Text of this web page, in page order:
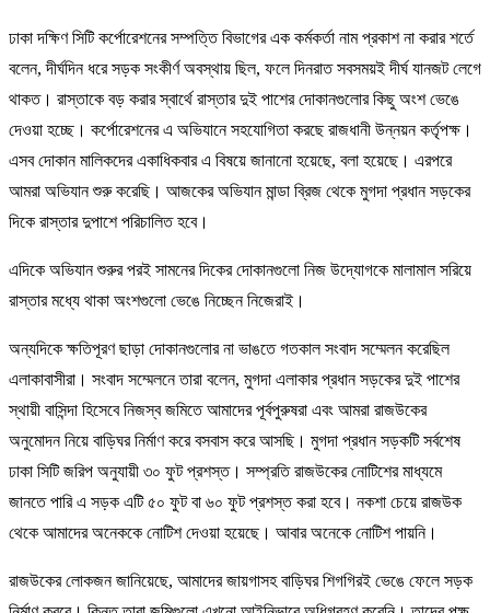
ঢাকা দক্ষিণ সিটি কর্পোরেশনের সম্পত্তি বিভাগের এক কর্মকর্তা নাম প্রকাশ না করার শর্তে
বলেন, দীর্ঘদিন ধরে সড়ক সংকীর্ণ অবস্থায় ছিল, ফলে দিনরাত সবসময়ই দীর্ঘ যানজট লেগে
থাকত। রাস্তাকে বড় করার স্বার্থে রাস্তার দুই পাশের দোকানগুলোর কিছু অংশ ভেঙে
দেওয়া হচ্ছে। কর্পোরেশনের এ অভিযানে সহযোগিতা করছে রাজধানী উন্নয়ন কর্তৃপক্ষ।
এসব দোকান মালিকদের একাধিকবার এ বিষয়ে জানানো হয়েছে, বলা হয়েছে। এরপরে
আমরা অভিযান শুরু করেছি। আজকের অভিযান মান্ডা ব্রিজ থেকে মুগদা প্রধান সড়কের
দিকে রাস্তার দুপাশে পরিচালিত হবে।
এদিকে অভিযান শুরুর পরই সামনের দিকের দোকানগুলো নিজ উদ্যোগকে মালামাল সরিয়ে
রাস্তার মধ্যে থাকা অংশগুলো ভেঙে নিচ্ছেন নিজেরাই।
অন্যদিকে ক্ষতিপূরণ ছাড়া দোকানগুলোর না ভাঙতে গতকাল সংবাদ সম্মেলন করেছিল
এলাকাবাসীরা। সংবাদ সম্মেলনে তারা বলেন, মুগদা এলাকার প্রধান সড়কের দুই পাশের
স্থায়ী বাসিন্দা হিসেবে নিজস্ব জমিতে আমাদের পূর্বপুরুষরা এবং আমরা রাজউকের
অনুমোদন নিয়ে বাড়িঘর নির্মাণ করে বসবাস করে আসছি। মুগদা প্রধান সড়কটি সর্বশেষ
ঢাকা সিটি জরিপ অনুযায়ী ৩০ ফুট প্রশস্ত। সম্প্রতি রাজউকের নোটিশের মাধ্যমে
জানতে পারি এ সড়ক এটি ৫০ ফুট বা ৬০ ফুট প্রশস্ত করা হবে। নকশা চেয়ে রাজউক
থেকে আমাদের অনেককে নোটিশ দেওয়া হয়েছে। আবার অনেকে নোটিশ পায়নি।
রাজউকের লোকজন জানিয়েছে, আমাদের জায়গাসহ বাড়িঘর শিগগিরই ভেঙে ফেলে সড়ক